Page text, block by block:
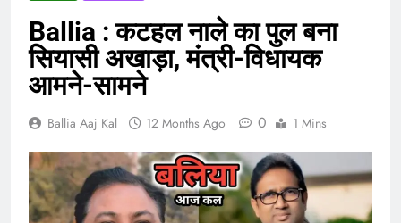
Ballia : कटहल नाले का पुल बना
सियासी अखाड़ा, मंत्री-विधायक
आमने-सामने
Ballia Aaj Kal 12 Months Ago 0 1 Mins